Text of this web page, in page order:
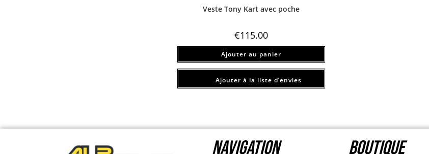
Veste Tony Kart avec poche
€115.00
Ajouter au panier
Ajouter à la liste d’envies
NAVIGATION Boutique